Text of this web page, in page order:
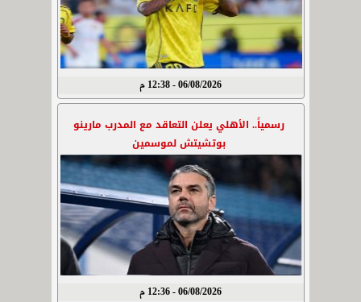
06/08/2026 - 12:38 م
رسمياً.. الأهلي يعلن التعاقد مع المدرب مارينو
بوتشيتش لموسمين
06/08/2026 - 12:36 م